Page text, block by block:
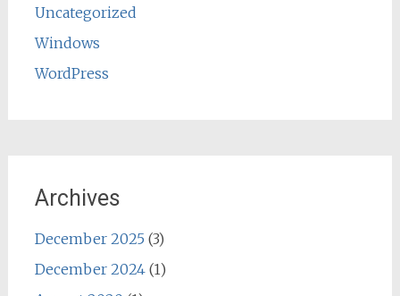
Uncategorized
Windows
WordPress
Archives
December 2025 (3)
December 2024(1)